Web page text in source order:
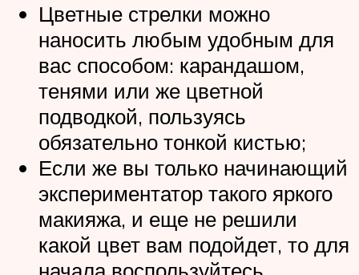
Цветные стрелки можно
наносить любым удобным для
вас способом: карандашом,
тенями или же цветной
подводкой, пользуясь
обязательно тонкой кистью;
Если же вы только начинающий
экспериментатор такого яркого
макияжа, и еще не решили
какой цвет вам подойдет, то для